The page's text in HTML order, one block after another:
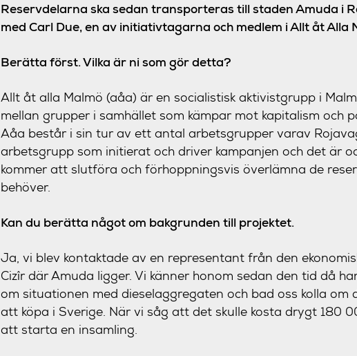
Reservdelarna ska sedan transporteras till staden Amuda i
med Carl Due, en av initiativtagarna och medlem i Allt åt Alla
Berätta först. Vilka är ni som gör detta?
Allt åt alla Malmö (aåa) är en socialistisk aktivistgrupp i
mellan grupper i samhället som kämpar mot kapitalism och
Aåa består i sin tur av ett antal arbetsgrupper varav
arbetsgrupp som initierat och driver kampanjen och det är
kommer att slutföra och förhoppningsvis överlämna de
behöver.
Kan du berätta något om bakgrunden till projektet.
Ja, vi blev kontaktade av en representant från den
Cizîr där Amuda ligger. Vi känner honom sedan den tid då
om situationen med dieselaggregaten och bad oss kolla om
att köpa i Sverige. När vi såg att det skulle kosta drygt 180
att starta en insamling.